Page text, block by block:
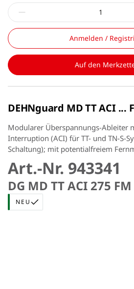
Anmelden /
Auf den
DEHNguard MD TT ACI ...
Modularer Überspannungs-Ableiter
Interruption (ACI) für TT- und TN-S-
Schaltung); mit potentialfreiem
Art.-Nr. 943341
DG MD TT ACI 275 FM
NEU